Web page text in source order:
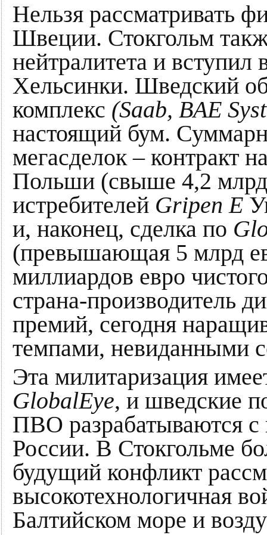
Нельзя рассматривать
Швеции. Стокгольм
нейтралитета и
Хельсинки. Шведский
комплекс (Saab, BAE
настоящий бум.
мегасделок – контракт
Польши (свыше 4,2 млрд
истребителей Gripen E
и, наконец, сделка по
(превышающая 5 млрд
миллиардов евро
страна-производитель
премий, сегодня
темпами, невиданными
Эта милитаризация
GlobalEye, и шведские
ПВО разрабатываются с
России. В Стокгольме
будущий конфликт
высокотехнологичная
Балтийском море и